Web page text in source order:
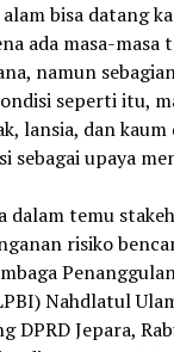
bisa datang
ada masa-
namun
seperti itu,
lansia, dan
sebagai upaya
dalam temu
risiko
Nahdlatul
DPRD Jepara,